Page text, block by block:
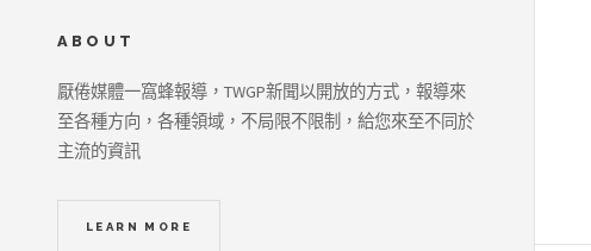
ABOUT
厭倦媒體一窩蜂報導，TWGP新聞以開放的方式，報導來
至各種方向，各種領域，不局限不限制，給您來至不同於
主流的資訊
LEARN MORE